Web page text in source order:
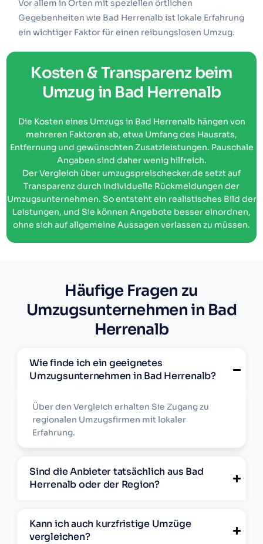
Vor allem in Orten mit speziellen örtlichen
Gegebenheiten wie Bad Herrenalb ist lokale Erfahrung
ein wichtiger Faktor für einen reibungslosen Umzug.
Kosten & Transparenz beim
Umzug in Bad Herrenalb
Die Kosten eines Umzugs in Bad Herrenalb hängen von
mehreren Faktoren ab, etwa Umfang des Hausrats,
Entfernung und gewünschten Zusatzleistungen. Pauschale
Angaben sind daher wenig hilfreich.
Der Vergleich über umzugspreischecker.de setzt auf
Transparenz durch individuelle Rückmeldungen der
Umzugsunternehmen. So entsteht ein realistisches Bild der
Leistungen, und Sie können Angebote besser einordnen,
ohne sich auf allgemeine Aussagen verlassen zu müssen.
Häufige Fragen zu
Umzugsunternehmen in Bad
Herrenalb
Wie finde ich ein geeignetes
Umzugsunternehmen in Bad Herrenalb?
Über den Vergleich erhalten Sie Zugang zu
regionalen Umzugsfirmen mit lokaler
Erfahrung.
Sind die Anbieter tatsächlich aus Bad
Herrenalb oder der Region?
Kann ich auch kurzfristige Umzüge
vergleichen?